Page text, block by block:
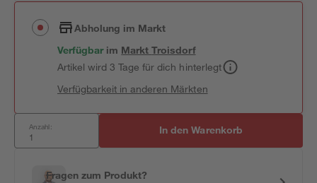
Abholung im Markt
Verfügbar im MarktTroisdorf
Artikel wird 3 Tage für dich hinterlegt
Verfügbarkeit in anderen Märkten
Anzahl: In den Warenkorb
Fragen zum Produkt?